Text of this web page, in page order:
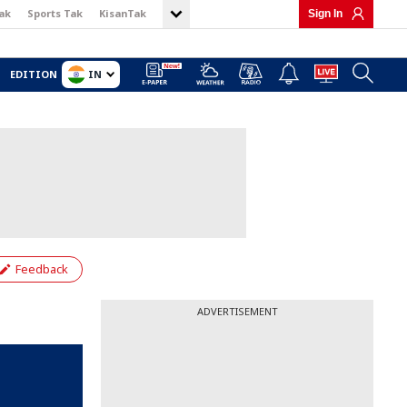
Sports Tak KisanTak Sign In
EDITION IN
Feedback
ADVERTISEMENT